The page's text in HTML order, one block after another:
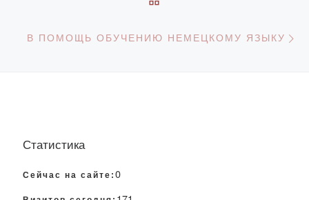
В ПОМОЩЬ ОБУЧЕНИЮ НЕМЕЦКОМУ ЯЗЫКУ
Статистика
Сейчас на сайте: 0